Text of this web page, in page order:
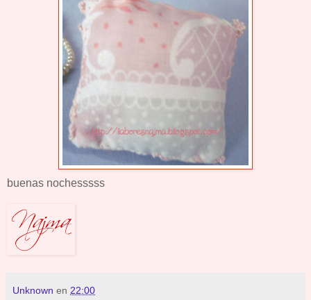
buenas nochesssss
Unknown en 22:00